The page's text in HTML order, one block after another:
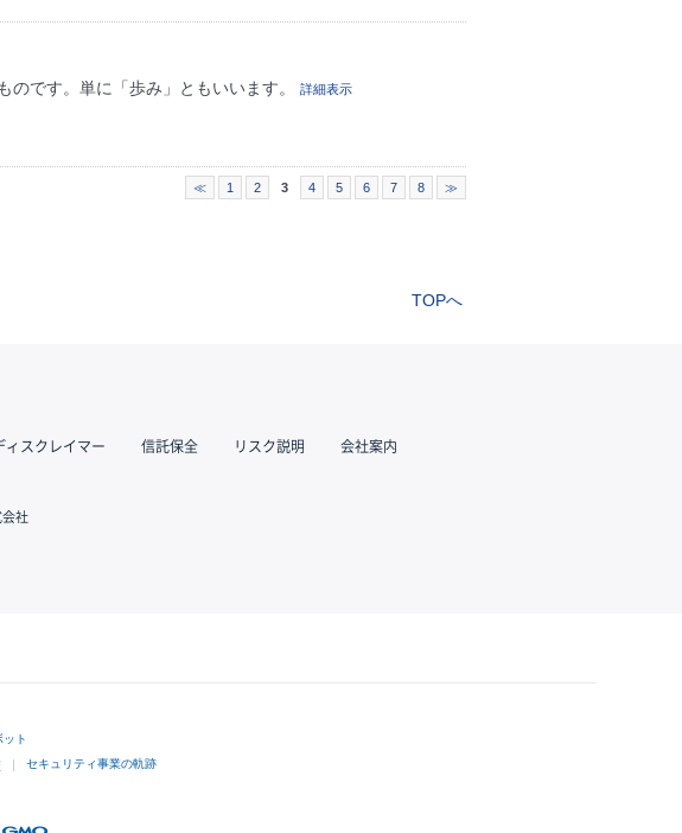
のです。単に「歩み」ともいいます。 詳細表示
≪ 1 2 3 4 5 6 7 8 ≫
TOPへ
ィスクレイマー 信託保全 リスク説明 会社案内
会社
ト
セキュリティ事業の軌跡